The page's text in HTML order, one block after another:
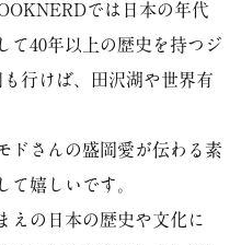
では日本の年代
て40年以上の歴史を持つジ
行けば、田沢湖や世界有
さんの盛岡愛が伝わる素
て嬉しいです。
えの日本の歴史や文化に